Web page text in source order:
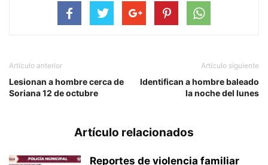
Artículo anterior
Lesionan a hombre cerca de
Soriana 12 de octubre
Artículo siguiente
Identifican a hombre baleado
la noche del lunes
Artículo relacionados
Reportes de violencia familiar